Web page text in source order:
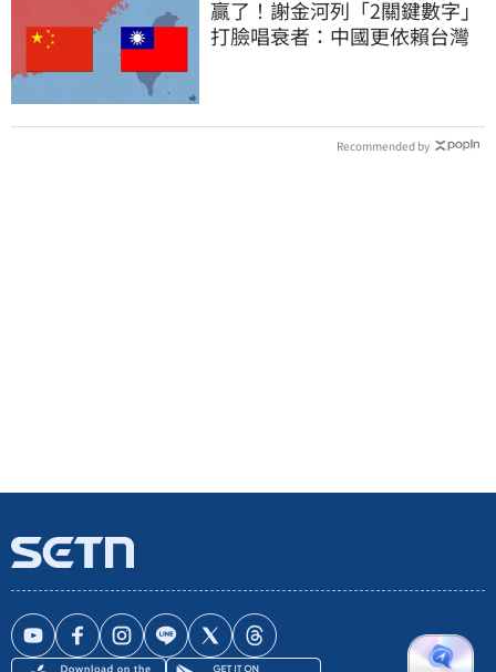
贏了！謝金河列「2關鍵數字」
打臉唱衰者：中國更依賴台灣
Recommended by